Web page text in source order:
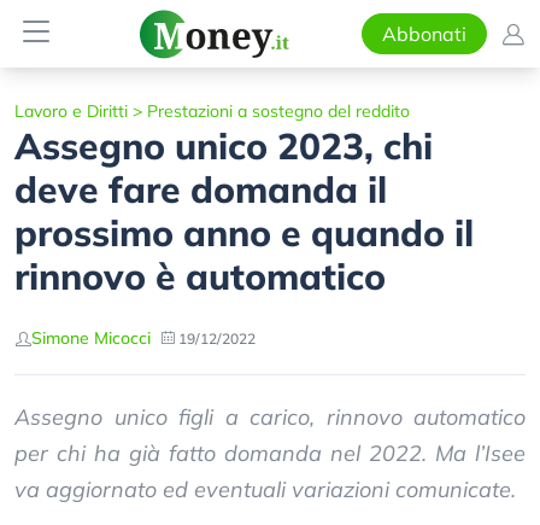
Abbonati
Lavoro e Diritti > Prestazioni a sostegno del reddito
Assegno unico 2023, chi
deve fare domanda il
prossimo anno e quando il
rinnovo è automatico
Simone Micocci 19/12/2022
Assegno unico figli a carico, rinnovo automatico
per chi ha già fatto domanda nel 2022. Ma l’Isee
va aggiornato ed eventuali variazioni comunicate.